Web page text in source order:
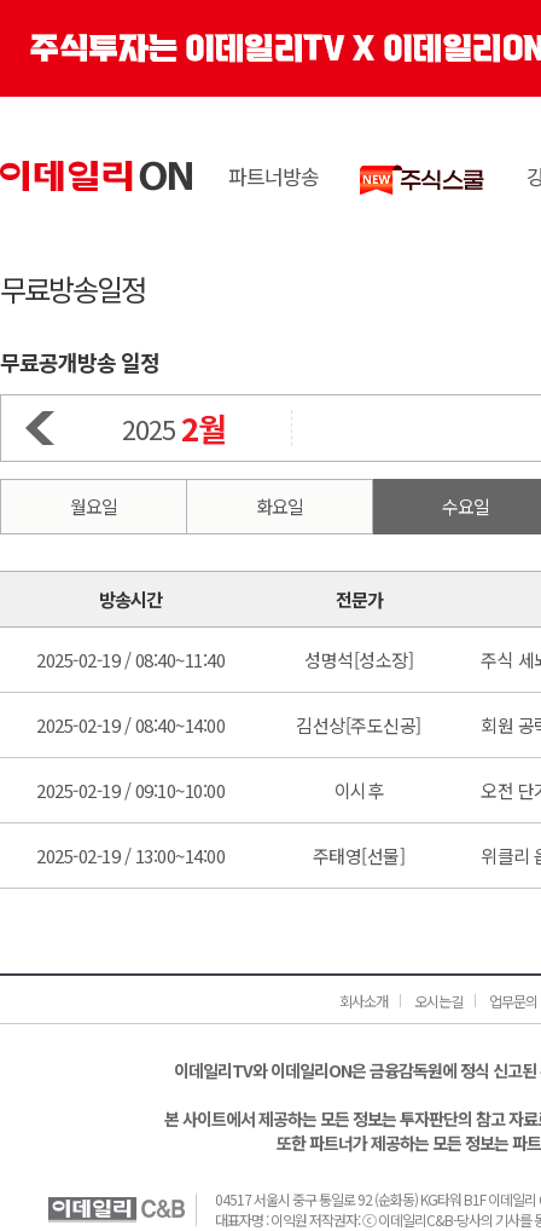
파트너방송
무료방송일정
무료공개방송 일정
20252월
월요일 화요일 수요일
방송시간 전문가
2025-02-19 / 08:40~11:40 성명석[성소장] 주식 세
2025-02-19 / 08:40~14:00 김선상[주도신공] 회원 공
2025-02-19 / 09:10~10:00 이시후 오전 단
2025-02-19 / 13:00~14:00 주태영[선물] 위클리
회사소개 오시는길 업무문의
이데일리TV와 이데일리ON은 금융감독원에 정식 신고
본 사이트에서 제공하는 모든 정보는 투자판단의 참고 자
또한 파트너가 제공하는 모든 정보는 파
04517 서울시 중구 통일로 92 (순화동) KG타워 B1F 이데일
대표자명 : 이익원 저작권자: ⓒ 이데일리C&B-당사의 기사를